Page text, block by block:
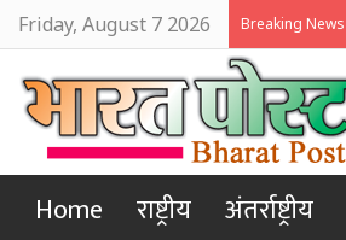
Friday, August 7 2026 Breaking News
Home राष्ट्रीय अंतर्राष्ट्रीय